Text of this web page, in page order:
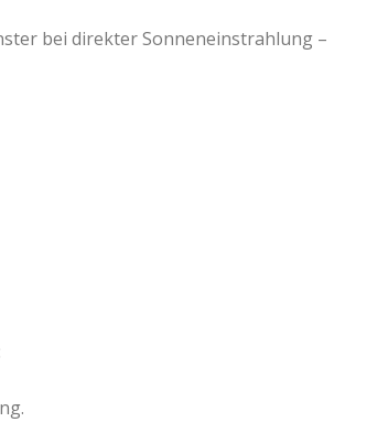
bei direkter Sonneneinstrahlung –